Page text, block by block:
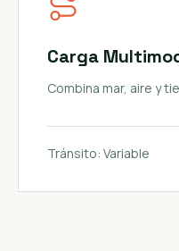
Carga
Combina mar, aire y
Tránsito: Variable